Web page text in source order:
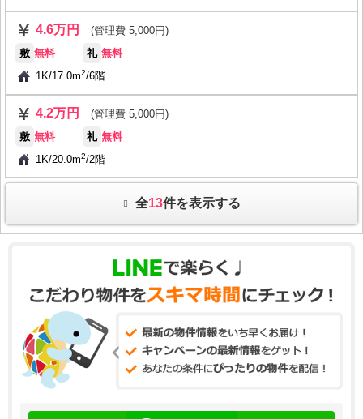
4.6万円
(管理費 5,000円)
敷 無料 礼 無料
1K/17.0m2/6階
4.2万円
(管理費 5,000円)
敷 無料 礼 無料
1K/20.0m2/2階
全13件を表示する